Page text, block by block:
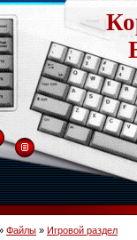
Файлы » Игровой раздел